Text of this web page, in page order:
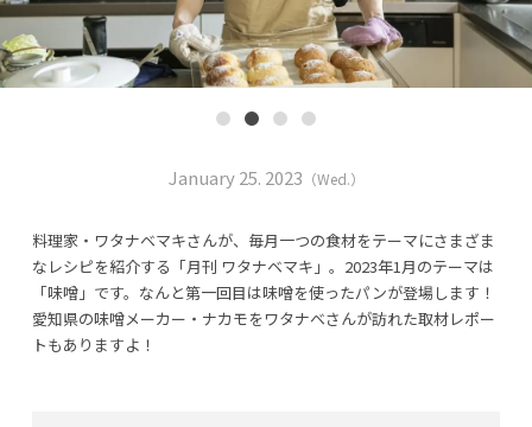
January 25. 2023 （Wed.）
料理家・ワタナベマキさんが、毎月一つの食材をテーマにさまざま
なレシピを紹介する「月刊 ワタナベマキ」。2023年1月のテーマは
「味噌」です。なんと第一回目は味噌を使ったパンが登場します！
愛知県の味噌メーカー・ナカモをワタナベさんが訪れた取材レポー
トもありますよ！